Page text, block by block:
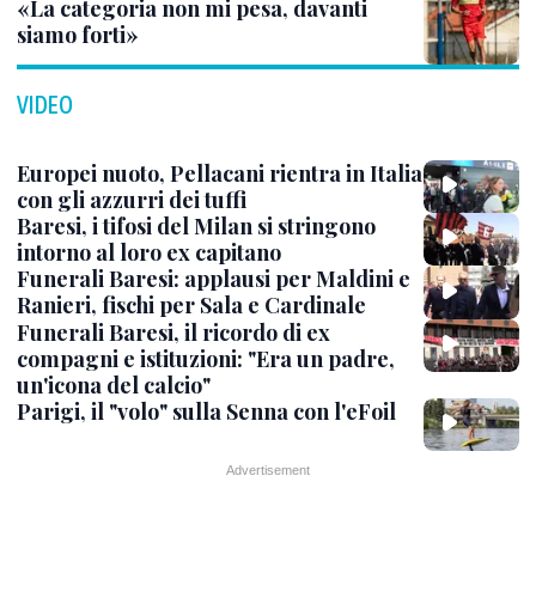
«La categoria non mi pesa, davanti
siamo forti»
VIDEO
Europei nuoto, Pellacani rientra in Italia
con gli azzurri dei tuffi
Baresi, i tifosi del Milan si stringono
intorno al loro ex capitano
Funerali Baresi: applausi per Maldini e
Ranieri, fischi per Sala e Cardinale
Funerali Baresi, il ricordo di ex
compagni e istituzioni: "Era un padre,
un'icona del calcio"
Parigi, il "volo" sulla Senna con l'eFoil